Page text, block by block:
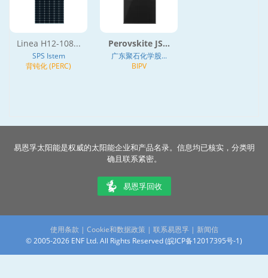
Linea H12-108...
SPS Istem
背钝化 (PERC)
Perovskite JS...
广东聚石化学股...
BIPV
易恩孚太阳能是权威的太阳能企业和产品名录。信息均已核实，分类明
确且联系紧密。
易恩孚回收
使用条款 | Cookie和数据政策| 联系易恩孚 | 新闻信
© 2005-2026 ENF Ltd. All Rights Reserved (皖ICP备12017395号-1)